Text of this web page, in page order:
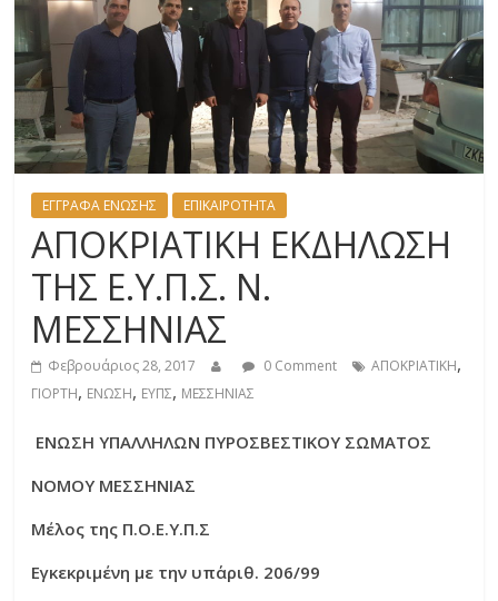
ΕΓΓΡΑΦΑ ΕΝΩΣΗΣ ΕΠΙΚΑΙΡΟΤΗΤΑ
ΑΠΟΚΡΙΑΤΙΚΗ ΕΚΔΗΛΩΣΗ
ΤΗΣ Ε.Υ.Π.Σ. Ν.
ΜΕΣΣΗΝΙΑΣ
Φεβρουάριος 28, 2017 0 Comment ΑΠΟΚΡΙΑΤΙΚΗ,
ΓΙΟΡΤΗ, ΕΝΩΣΗ, ΕΥΠΣ, ΜΕΣΣΗΝΙΑΣ
ΕΝΩΣΗ ΥΠΑΛΛΗΛΩΝ ΠΥΡΟΣΒΕΣΤΙΚΟΥ ΣΩΜΑΤΟΣ
ΝΟΜΟΥ ΜΕΣΣΗΝΙΑΣ
Μέλος της Π.Ο.Ε.Υ.Π.Σ
Εγκεκριμένη με την υπ΄αριθ. 206/99